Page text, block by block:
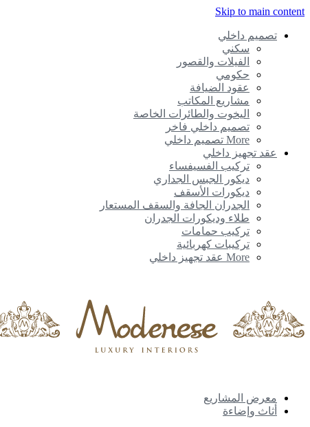
Skip to main content
تصميم داخلي
سكني
الفيلات والقصور
حكومي
عقود الضيافة
مشاريع المكاتب
اليخوت والطائرات الخاصة
تصميم داخلي فاخر
More تصميم داخلي
عقد تجهيز داخلي
تركيب الفسيفساء
ديكور الجبس الجداري
ديكورات الأسقف
الجدران الجافة والسقف المستعار
طلاء وديكورات الجدران
تركيب حمامات
تركيبات كهربائية
More عقد تجهيز داخلي
معرض المشاريع
أثاث وإضاءة